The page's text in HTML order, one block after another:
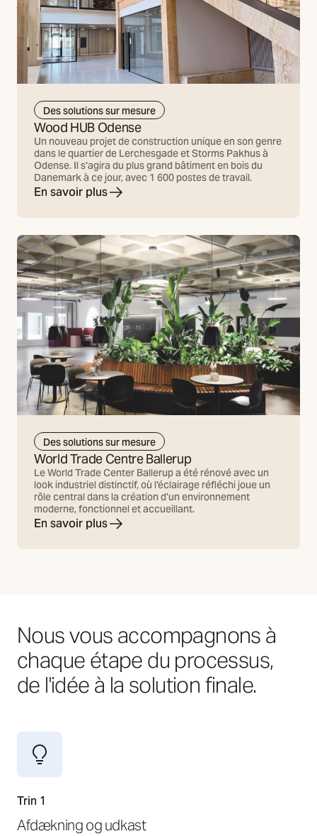
Des solutions sur mesure
Wood HUB Odense
Un nouveau projet de construction unique en son genre
dans le quartier de Lerchesgade et Storms Pakhus à
Odense. Il s'agira du plus grand bâtiment en bois du
Danemark à ce jour, avec 1 600 postes de travail.
En savoir plus
Des solutions sur mesure
World Trade Centre Ballerup
Le World Trade Center Ballerup a été rénové avec un
look industriel distinctif, où l'éclairage réfléchi joue un
rôle central dans la création d'un environnement
moderne, fonctionnel et accueillant.
En savoir plus
Nous vous accompagnons à
chaque étape du processus,
de l'idée à la solution finale.
Trin 1
Afdækning og udkast